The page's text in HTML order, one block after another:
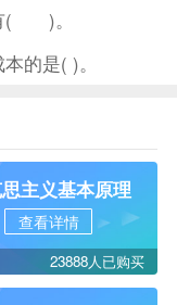
( )。
的是( )。
主义基本原理
查看详情
23888人已购买